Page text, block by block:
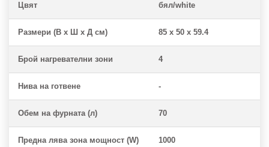
Цвят бял/white
Размери (В х Ш х Д см) 85 x 50 x 59.4
Брой нагревателни зони 4
Нива на готвене -
Обем на фурната (л) 70
Предна лява зона мощност (W) 1000